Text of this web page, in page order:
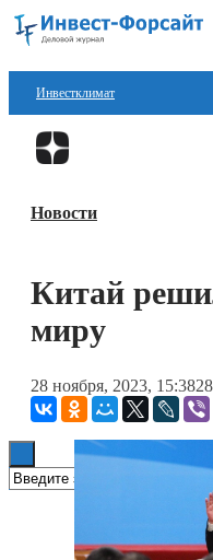
Инвестклимат
Финансы
Блокчейн
Книги
Новости
Китай
миру
28 ноября, 2023, 15:38